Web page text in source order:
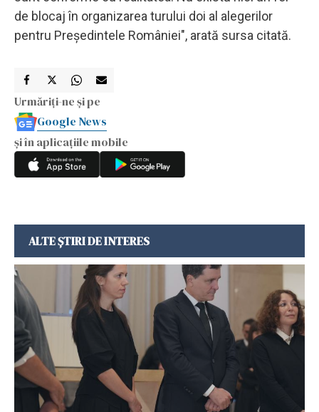
de blocaj în organizarea turului doi al alegerilor
pentru Preşedintele României", arată sursa citată.
Urmăriți-ne și pe
Google News
și în aplicațiile mobile
ALTE ȘTIRI DE INTERES